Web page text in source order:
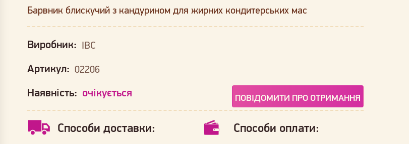
Барвник блискучий з кандурином для жирних кондитерських мас
Виробник: IBC
Артикул: 02206
Наявність: очікується ПОВІДОМИТИ ПРО ОТРИМАННЯ
Способи доставки: Способи оплати: